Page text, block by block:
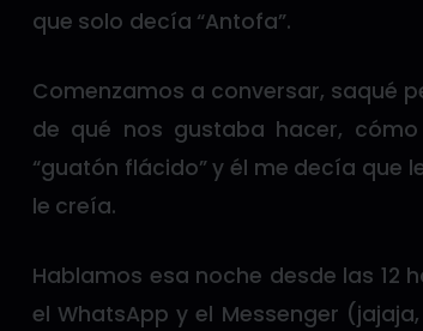
que solo decía “Antofa”.
Comenzamos a conversar, saqué
de qué nos gustaba hacer,
“guatón flácido” y él me decía que
le creía.
Hablamos esa noche desde las 12
el WhatsApp y el Messenger